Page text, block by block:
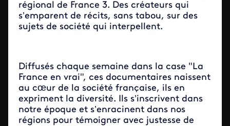
régional de France 3. Des créateurs qui
s’emparent de récits, sans tabou, sur des
sujets de société qui interpellent.
Diffusés chaque semaine dans la case "La
France en vrai", ces documentaires naissent
au cœur de la société française, ils en
expriment la diversité. Ils s’inscrivent dans
notre époque et s’enracinent dans nos
régions pour témoigner avec justesse de